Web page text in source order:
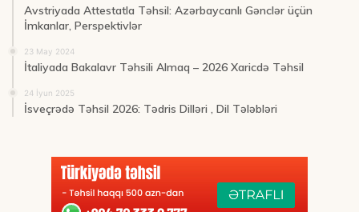
Avstriyada Attestatla Təhsil: Azərbaycanlı Gənclər üçün
İmkanlar, Perspektivlər
23 May 2024
İtaliyada Bakalavr Təhsili Almaq – 2026 Xaricdə Təhsil
24 İyun 2025
İsveçrədə Təhsil 2026: Tədris Dilləri , Dil Tələbləri